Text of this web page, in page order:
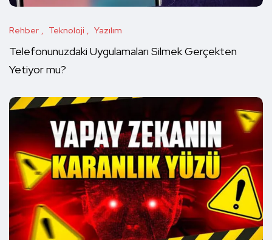
Rehber Teknoloji Yazılım
Telefonunuzdaki Uygulamaları Silmek Gerçekten
Yetiyor mu?